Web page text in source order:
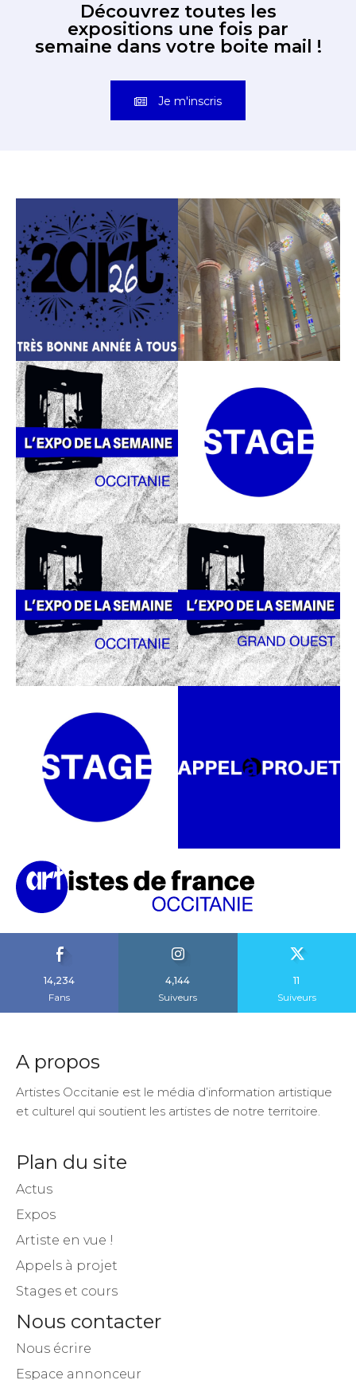
Découvrez toutes les
expositions une fois par
semaine dans votre boite mail !
Je m'inscris
14,234
Fans
4,144
Suiveurs
11
Suiveurs
A propos
Artistes Occitanie est le média d’information artistique
et culturel qui soutient les artistes de notre territoire.
Plan du site
Actus
Expos
Artiste en vue !
Appels à projet
Stages et cours
Nous contacter
Nous écrire
Espace annonceur